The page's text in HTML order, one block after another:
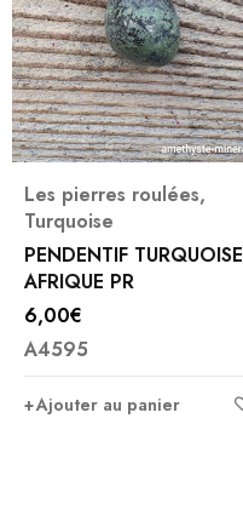
Les pierres roulées,
Turquoise
PENDENTIF TURQUOISE
AFRIQUE PR
6,00€
A4595
Ajouter au panier